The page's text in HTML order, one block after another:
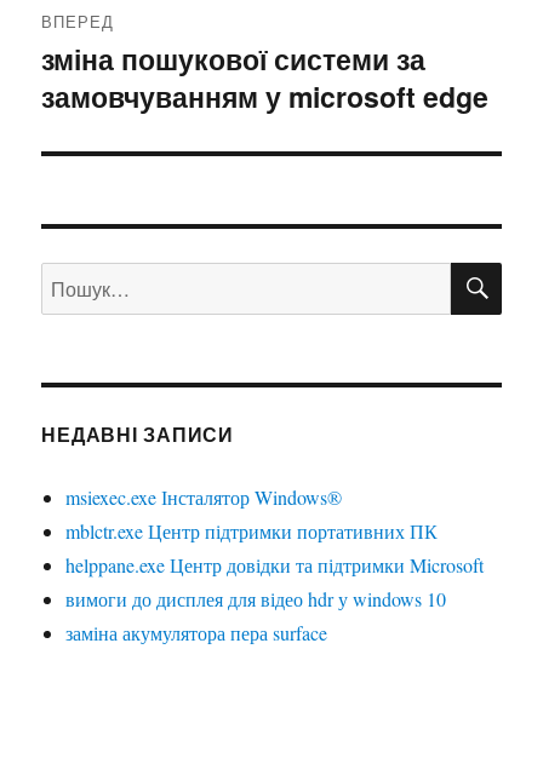
ВПЕРЕД
Наступний
запис:
зміна пошукової системи за
замовчуванням у microsoft edge
Пошук
за
НЕДАВНІ ЗАПИСИ
msiexec.exe Інсталятор Windows®
mblctr.exe Центр підтримки портативних ПК
helppane.exe Центр довідки та підтримки Microsoft
вимоги до дисплея для відео hdr у windows 10
заміна акумулятора пера surface